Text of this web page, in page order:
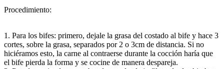
Procedimiento:
1. Para los bifes: primero, dejale la grasa del costado al bife y hace 3
cortes, sobre la grasa, separados por 2 o 3cm de distancia. Si no
hiciéramos esto, la carne al contraerse durante la cocción haría que
el bife pierda la forma y se cocine de manera despareja.